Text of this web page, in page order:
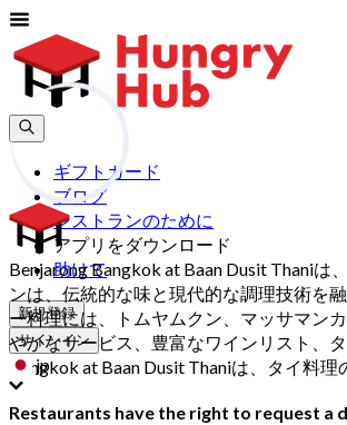
ギフトカード
ブログ
レストランのために
アプリをダウンロード
助けて
新規登録
サインイン
jp
Benjarong Bangkok at Baan Dusit Thani
ンは、伝統的な味と現代的な調理技術を
ー料理には、トムヤムクン、マッサマン
やかなサービス、豊富なワインリスト、
Bangkok at Baan Dusit Thaniは、タイ料
Restaurants have the right to request a